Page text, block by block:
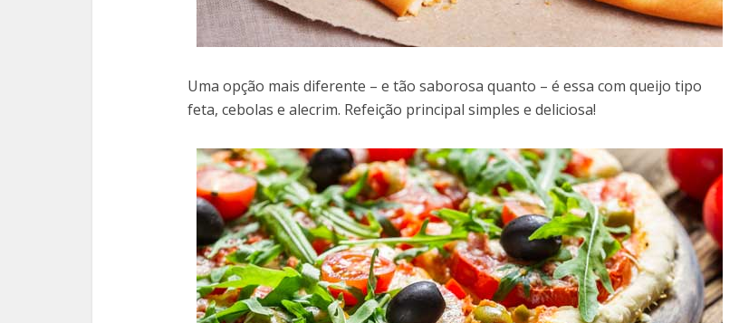
Uma opção mais diferente – e tão saborosa quanto – é essa com queijo tipo
feta, cebolas e alecrim. Refeição principal simples e deliciosa!